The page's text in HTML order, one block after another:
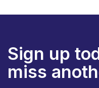
onvergetelijke
Sign up
miss